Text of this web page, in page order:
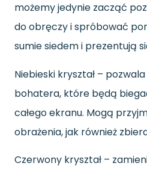
możemy jedynie zacząć
do obręczy i spróbować
sumie siedem i prezentują
Niebieski kryształ –
bohatera, które będą
całego ekranu. Mogą
obrażenia, jak również
Czerwony kryształ –